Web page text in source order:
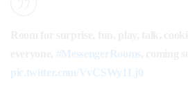
#MessengerRooms
pic.twitter.com/VvCSWy1Lj0